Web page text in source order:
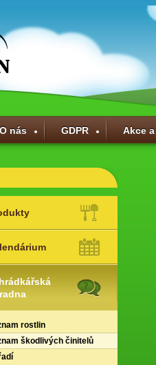
O nás GDPR Akce
rostlin
škodlivých činitelů